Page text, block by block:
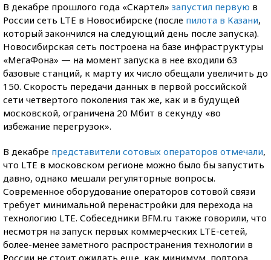
В декабре прошлого года «Скартел» запустил первую в
России сеть LTE в Новосибирске (после пилота в Казани,
который закончился на следующий день после запуска).
Новосибирская сеть построена на базе инфраструктуры
«МегаФона» — на момент запуска в нее входили 63
базовые станций, к марту их число обещали увеличить до
150. Скорость передачи данных в первой российской
сети четвертого поколения так же, как и в будущей
московской, ограничена 20 Мбит в секунду «во
избежание перегрузок».
В декабре представители сотовых операторов отмечали,
что LTE в московском регионе можно было бы запустить
давно, однако мешали регуляторные вопросы.
Современное оборудование операторов сотовой связи
требует минимальной перенастройки для перехода на
технологию LTE. Собеседники BFM.ru также говорили, что
несмотря на запуск первых коммерческих LTE-сетей,
более-менее заметного распространения технологии в